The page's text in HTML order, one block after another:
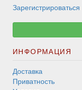
Зарегистрироваться
ИНФОРМАЦИЯ
Доставка
Приватность